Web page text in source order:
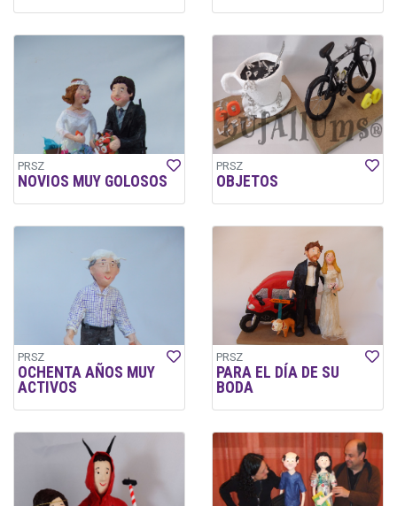
PRSZ
NOVIOS MUY GOLOSOS
PRSZ
OBJETOS
PRSZ
OCHENTA AÑOS MUY
ACTIVOS
PRSZ
PARA EL DÍA DE SU
BODA